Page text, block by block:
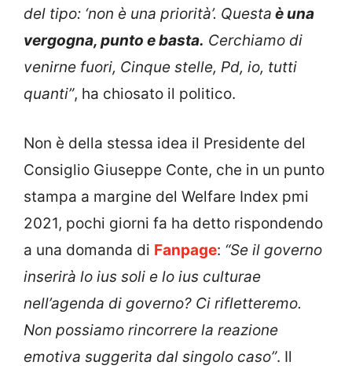
del tipo: ‘non è una priorità’. Questa è una
vergogna, punto e basta. Cerchiamo di
venirne fuori, Cinque stelle, Pd, io, tutti
quanti”, ha chiosato il politico.
Non è della stessa idea il Presidente del
Consiglio Giuseppe Conte, che in un punto
stampa a margine del Welfare Index pmi
2021, pochi giorni fa ha detto rispondendo
a una domanda di Fanpage: “Se il governo
inserirà lo ius soli e lo ius culturae
nell’agenda di governo? Ci rifletteremo.
Non possiamo rincorrere la reazione
emotiva suggerita dal singolo caso”. Il